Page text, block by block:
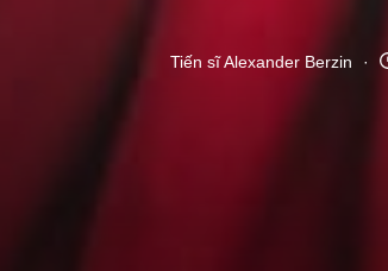
Tiến sĩ Alexander Berzin